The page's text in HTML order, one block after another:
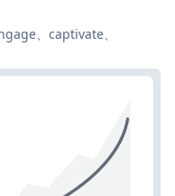
、captivate、